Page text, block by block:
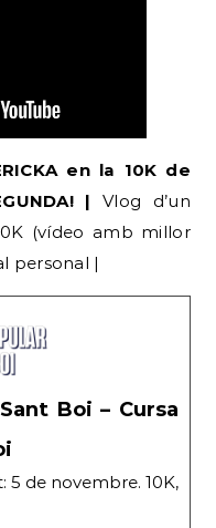
en la 10K de
| Vlog d’un
(vídeo amb millor
personal |
Boi – Cursa
5 de novembre. 10K,